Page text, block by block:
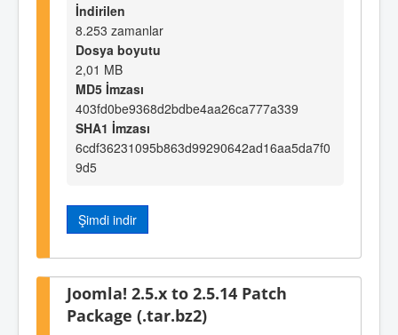
İndirilen
8.253 zamanlar
Dosya boyutu
2,01 MB
MD5 İmzası
403fd0be9368d2bdbe4aa26ca777a339
SHA1 İmzası
6cdf36231095b863d99290642ad16aa5da7f0
9d5
Şimdi indir
Joomla! 2.5.x to 2.5.14 Patch
Package (.tar.bz2)